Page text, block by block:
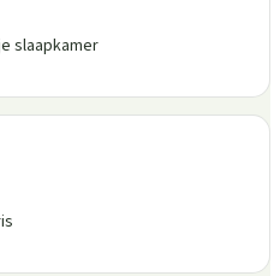
slaapkamer